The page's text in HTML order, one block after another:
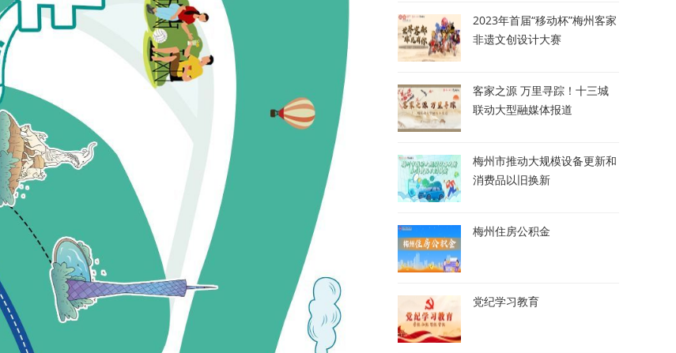
2023年首届“移动杯”梅州客家
非遗文创设计大赛
客家之源 万里寻踪！十三城
联动大型融媒体报道
梅州市推动大规模设备更新和
消费品以旧换新
梅州住房公积金
党纪学习教育